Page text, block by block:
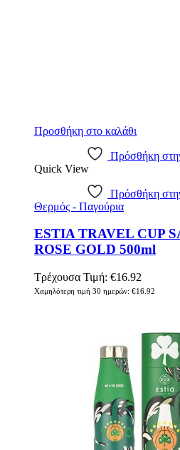
Προσθήκη στο καλάθι
Πρόσθήκη
Quick View
Πρόσθήκη
Θερμός - Παγούρια
ESTIA TRAVEL CUP
ROSE GOLD 500ml
Τρέχουσα Τιμή: €16.92
Χαμηλότερη τιμή 30 ημερών: €16.92